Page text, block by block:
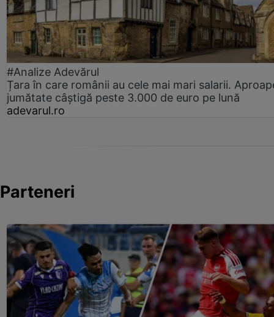
#Analize Adevărul
Țara în care românii au cele mai mari salarii.
jumătate câștigă peste 3.000 de euro pe lună
adevarul.ro
Parteneri